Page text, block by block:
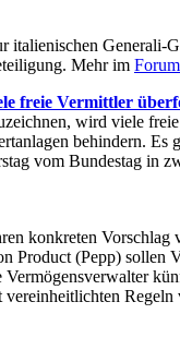
italienischen Generali-
Mehr im Forum
freie Vermittler
wird viele
behindern. Es
vom Bundestag in
konkreten Vorschlag
Product (Pepp) sollen
Vermögensverwalter